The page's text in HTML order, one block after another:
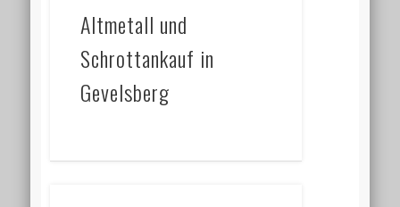
Altmetall und
Schrottankauf in
Gevelsberg